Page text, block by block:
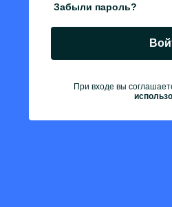
Забыли пароль?
При входе вы